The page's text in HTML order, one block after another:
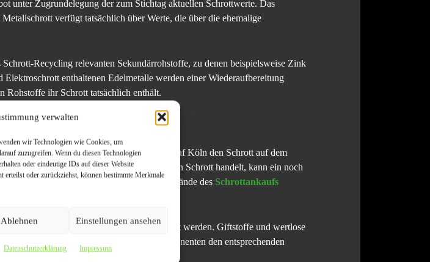
verwalten
wir Technologien wie Cookies, um
zuzugreifen. Wenn du diesen Technologien
oder eindeutige IDs auf dieser Website
erteilst oder zurückziehst, können bestimmte Merkmale
Ablehnen Einstellungen ansehen
Datenschutzerklärung Impressum
unter Zugrundelegung der zum Stichtag aktuellen Schrottwerte. Das
verfügt tatsächlich über Werte, die über die ehemalige
Schrott-Recycling relevanten Sekundärrohstoffe, zu denen beispielsweise Zink
enthaltenen Edelmetalle werden einer Wiederaufbereitung
Rohstoffe ihr Schrott tatsächlich enthält.
vereinbart wurde, sammelt der Schrottankauf Köln den Schrott auf dem
Preis. Sofern es sich um sortenreinen Schrott handelt, kann ein noch
die Abholung wird der Schrott auf das Gelände des Schrottankaufs
und in akribischer Kleinarbeit durchgeführt werden. Giftstoffe und wertlose
das Schrott-Recycling relevanten Komponenten den entsprechenden
nichts mehr zu tun.